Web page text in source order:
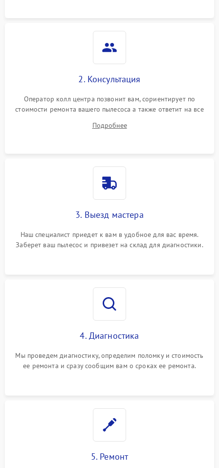
2. Консультация
Оператор колл центра позвонит вам, сориентирует по
стоимости ремонта вашего пылесоса а также ответит на все
Подробнее
3. Выезд мастера
Наш специалист приедет к вам в удобное для вас время.
Заберет ваш пылесос и привезет на склад для диагностики.
4. Диагностика
Мы проведем диагностику, определим поломку и стоимость
ее ремонта и сразу сообщим вам о сроках ее ремонта.
5. Ремонт